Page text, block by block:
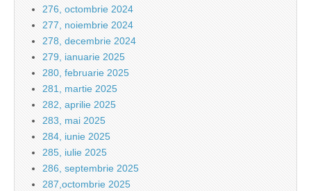
276, octombrie 2024
277, noiembrie 2024
278, decembrie 2024
279, ianuarie 2025
280, februarie 2025
281, martie 2025
282, aprilie 2025
283, mai 2025
284, iunie 2025
285, iulie 2025
286, septembrie 2025
287,octombrie 2025